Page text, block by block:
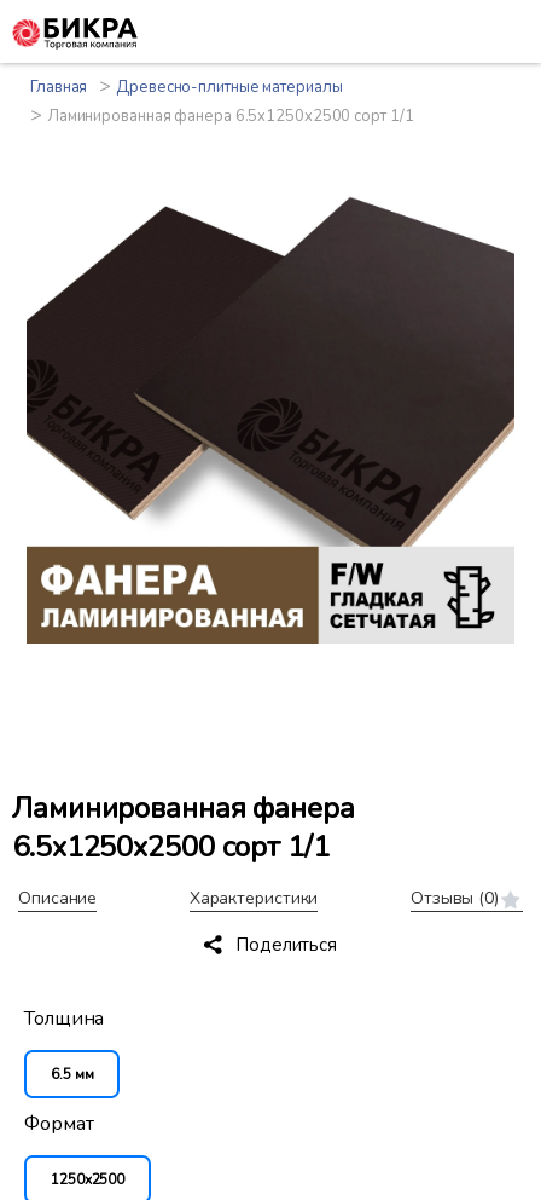
Главная >Древесно-плитные материалы
> Ламинированная фанера 6.5x1250x2500 сорт 1/1
Ламинированная фанера
6.5x1250x2500 сорт 1/1
Описание Характеристики Отзывы (0)
Поделиться
Толщина
6.5 мм
Формат
1250x2500